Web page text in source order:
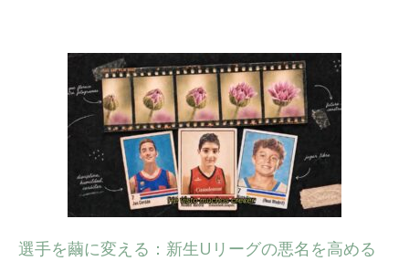
選手を繭に変える：新生Uリーグの悪名を高める